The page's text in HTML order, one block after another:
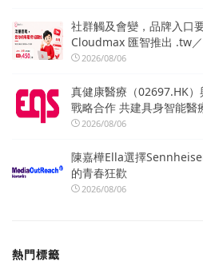
社群觸及會變，品牌入口
Cloudmax 匯智推出 .tw
2026/08/06
真健康醫療（02697.HK
戰略合作 共建具身智能醫
2026/08/06
陳嘉樺Ella選擇
的青春狂歡
2026/08/06
熱門標籤